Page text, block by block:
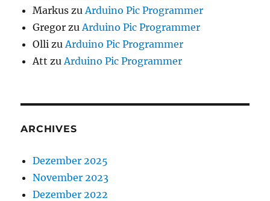
Markus zu Arduino Pic Programmer
Gregor zu Arduino Pic Programmer
Olli zu Arduino Pic Programmer
Att zu Arduino Pic Programmer
ARCHIVES
Dezember 2025
November 2023
Dezember 2022